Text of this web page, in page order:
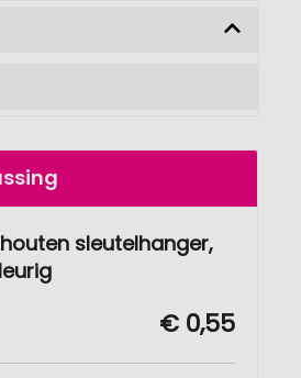
houten sleutelhanger,
€ 0,55